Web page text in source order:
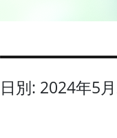
日別: 2024年5